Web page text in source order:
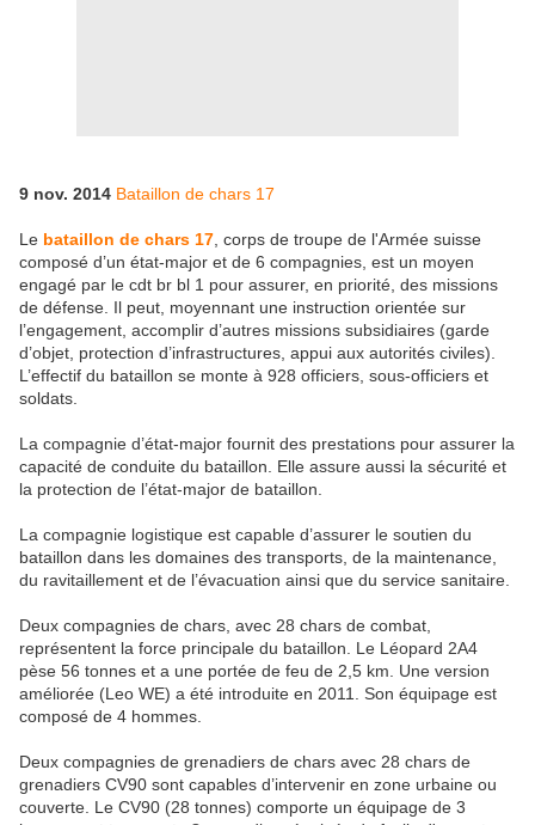
9 nov. 2014 Bataillon de chars 17
Le bataillon de chars 17 , corps de troupe de l'Armée suisse
composé d’un état-major et de 6 compagnies, est un moyen
engagé par le cdt br bl 1 pour assurer, en priorité, des missions
de défense. Il peut, moyennant une instruction orientée sur
l’engagement, accomplir d’autres missions subsidiaires (garde
d’objet, protection d’infrastructures, appui aux autorités civiles).
L’effectif du bataillon se monte à 928 officiers, sous-officiers et
soldats.
La compagnie d’état-major fournit des prestations pour assurer la
capacité de conduite du bataillon. Elle assure aussi la sécurité et
la protection de l’état-major de bataillon.
La compagnie logistique est capable d’assurer le soutien du
bataillon dans les domaines des transports, de la maintenance,
du ravitaillement et de l’évacuation ainsi que du service sanitaire.
Deux compagnies de chars, avec 28 chars de combat,
représentent la force principale du bataillon. Le Léopard 2A4
pèse 56 tonnes et a une portée de feu de 2,5 km. Une version
améliorée (Leo WE) a été introduite en 2011. Son équipage est
composé de 4 hommes.
Deux compagnies de grenadiers de chars avec 28 chars de
grenadiers CV90 sont capables d’intervenir en zone urbaine ou
couverte. Le CV90 (28 tonnes) comporte un équipage de 3